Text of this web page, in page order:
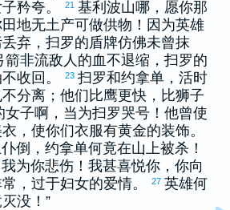
矜夸。
21 基利波山哪，愿你那
地无土产可做供物！因为英雄
弃， 扫罗的盾牌仿佛未曾抹
箭非流敌人的血不退缩， 扫罗的
收回。
23 扫罗和约拿单 ，活时
分离；他们比鹰更快，比狮子
女子啊，当为扫罗哭号！他曾使
，使你们衣服有黄金的装饰。
倒， 约拿单何竟在山上被杀！
为你悲伤！我甚喜悦你，你向
，过于妇女的爱情。
27 英雄何
没！”